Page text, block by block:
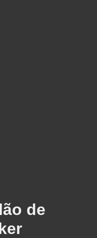
de